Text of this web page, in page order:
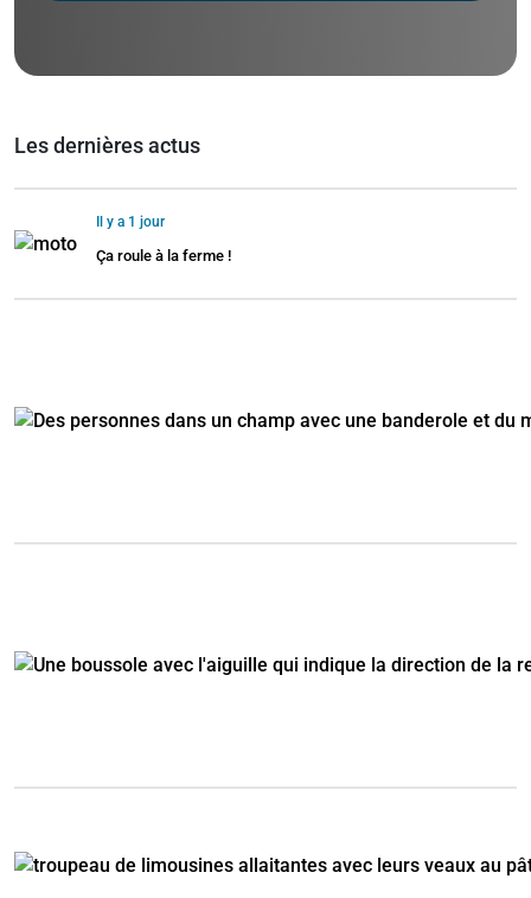
Les dernières actus
Il y a 1 jour
Ça roule à la ferme !